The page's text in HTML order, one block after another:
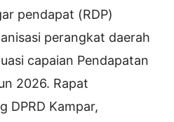
pendapat (RDP)
perangkat daerah
capaian Pendapatan
2026. Rapat
DPRD Kampar,